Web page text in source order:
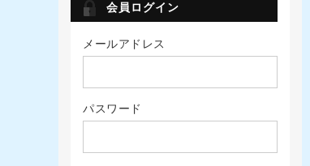
会員ログイン
メールアドレス
パスワード